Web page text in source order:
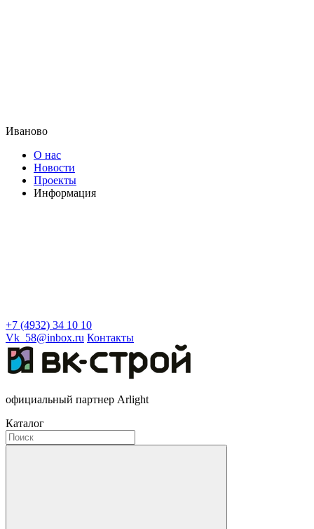
Иваново
О нас
Новости
Проекты
Информация
+7 (4932) 34 10 10
Vk_58@inbox.ru Контакты
официальный партнер Arlight
Каталог